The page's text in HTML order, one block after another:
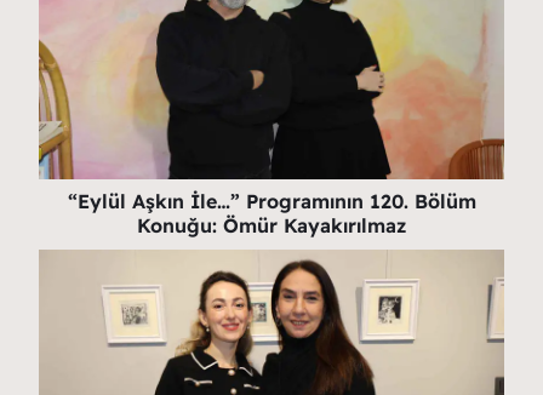
“Eylül Aşkın İle…” Programının 120. Bölüm
Konuğu: Ömür Kayakırılmaz